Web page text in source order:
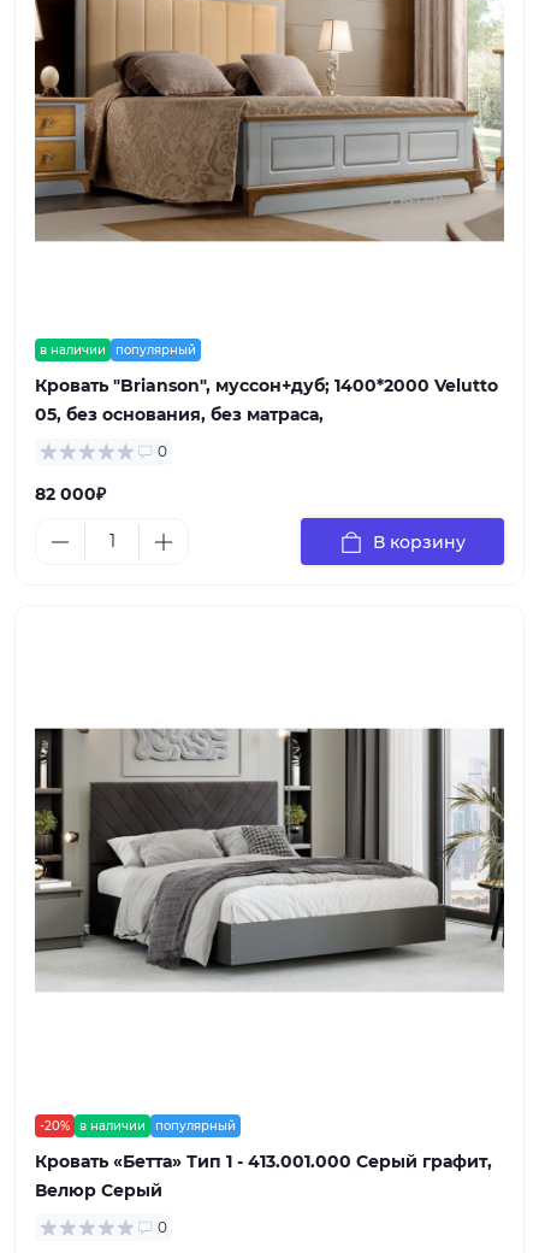
в наличии популярный
Кровать "Brianson", муссон+дуб; 1400*2000 Velutto
05, без основания, без матраса,
0
82 000₽
В корзину
-20% в наличии популярный
Кровать «Бетта» Тип 1 - 413.001.000 Серый графит,
Велюр Серый
0